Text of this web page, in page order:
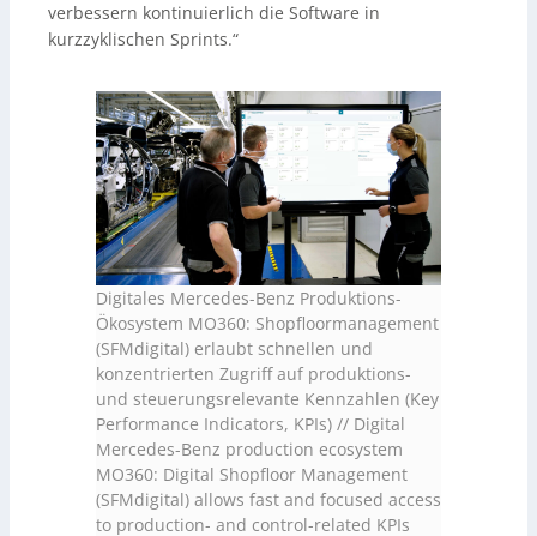
verbessern kontinuierlich die Software in
kurzzyklischen Sprints.“
Digitales Mercedes-Benz Produktions-
Ökosystem MO360: Shopfloormanagement
(SFMdigital) erlaubt schnellen und
konzentrierten Zugriff auf produktions-
und steuerungsrelevante Kennzahlen (Key
Performance Indicators, KPIs) // Digital
Mercedes-Benz production ecosystem
MO360: Digital Shopfloor Management
(SFMdigital) allows fast and focused access
to production- and control-related KPIs